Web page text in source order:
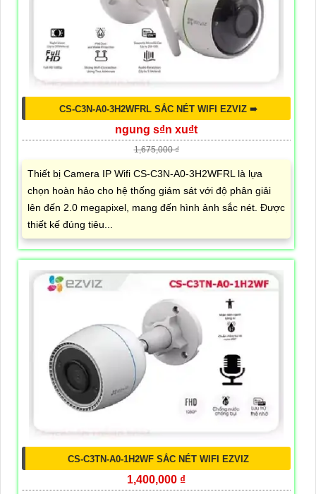
CS-C3N-A0-3H2WFRL SẮC NÉT WIFI EZVIZ ➠
ngung s₫n xu₫t
1,675,000 ₫
Thiết bị Camera IP Wifi CS-C3N-A0-3H2WFRL là lựa
chọn hoàn hảo cho hệ thống giám sát với độ phân giải
lên đến 2.0 megapixel, mang đến hình ảnh sắc nét. Được
thiết kế đúng tiêu...
CS-C3TN-A0-1H2WF SẮC NÉT WIFI EZVIZ
1,400,000 ₫